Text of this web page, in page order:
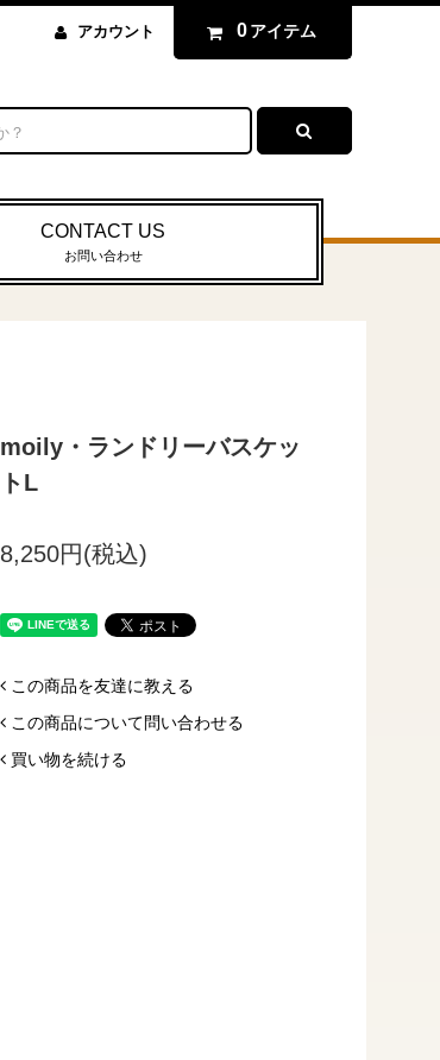
アカウント 0 アイテム
CONTACT US
お問い合わせ
moily・ランドリーバスケッ
トL
8,250円(税込)
この商品を友達に教える
この商品について問い合わせる
買い物を続ける